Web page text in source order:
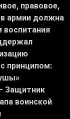
правовое,
армии должна
принципом:
Защитник
воинской